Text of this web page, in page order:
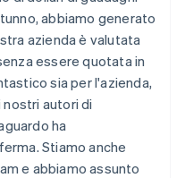
abbiamo generato
azienda è valutata
essere quotata in
sia per l'azienda,
autori di
ha
Stiamo anche
e abbiamo assunto